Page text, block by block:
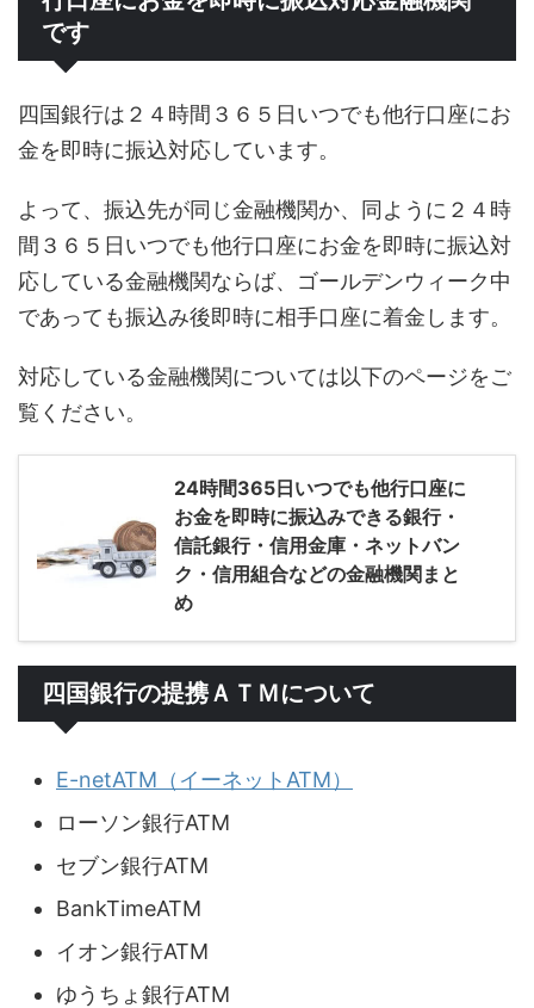
です
四国銀行は２４時間３６５日いつでも他行口座にお
金を即時に振込対応しています。
よって、振込先が同じ金融機関か、同ように２４時
間３６５日いつでも他行口座にお金を即時に振込対
応している金融機関ならば、ゴールデンウィーク中
であっても振込み後即時に相手口座に着金します。
対応している金融機関については以下のページをご
覧ください。
24時間365日いつでも他行口座に
お金を即時に振込みできる銀行・
信託銀行・信用金庫・ネットバン
ク・信用組合などの金融機関まと
め
四国銀行の提携ＡＴＭについて
E-netATM（イーネットATM）
ローソン銀行ATM
セブン銀行ATM
BankTimeATM
イオン銀行ATM
ゆうちょ銀行ATM